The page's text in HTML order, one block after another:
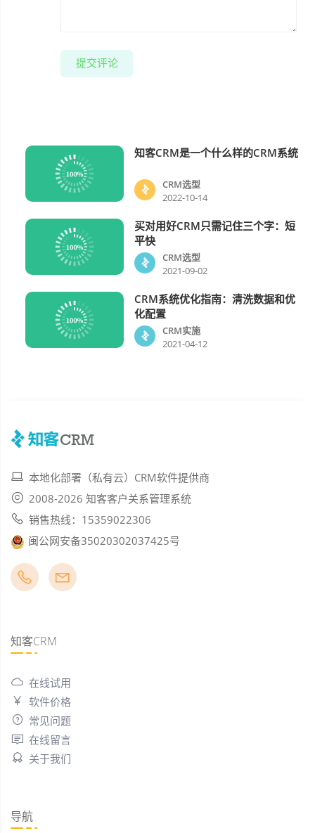
提交评论
知客CRM是一个什么样的CRM系统
CRM选型
2022-10-14
买对用好CRM只需记住三个字：短
平快
CRM选型
2021-09-02
CRM系统优化指南：清洗数据和优
化配置
CRM实施
2021-04-12
本地化部署（私有云）CRM软件提供商
2008-2026 知客客户关系管理系统
销售热线：15359022306
闽公网安备35020302037425号
知客CRM
在线试用
软件价格
常见问题
在线留言
关于我们
导航